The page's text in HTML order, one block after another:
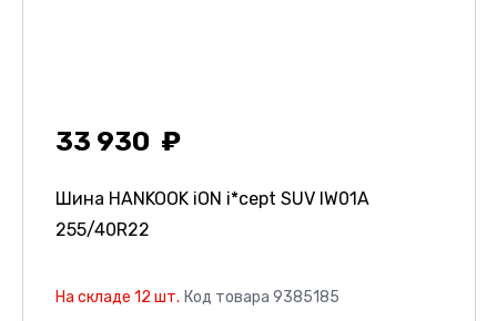
33 930
Шина HANKOOK iON i*cept SUV IW01A
255/40R22
На складе 12 шт. Код товара 9385185